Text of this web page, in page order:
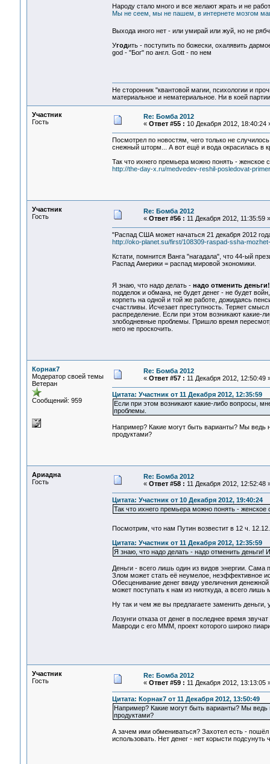
Народу стало много и все желают жрать и не
Мы не сеем, мы не пашем, в интернете мозгом
Выхода иного нет - или умирай или жуй, но не
Угодить - поступить по божески, охалявить
god - "Бог" по англ. Gott - по нем
Не сторонник "квантовой магии, психологии и
материальное и нематериальное. Ни в коей
Участник
Гость
Re: Бомба 2012
« Ответ #55 : 10 Декабря 2012, 18:40:24
Посмотрел по новостям, чего только не
снежный шторм... А вот ещё и вода окрасилась в
Так что ихнего премьера можно понять - женское
http://the-day-x.ru/medvedev-reshil-posledovat-
Участник
Гость
Re: Бомба 2012
« Ответ #56 : 11 Декабря 2012, 11:35:59 »
"Распад США может начаться 21 декабря 2012
http://oko-planet.su/first/108309-raspad-ssha-
Кстати, помнится Ванга "нагадала", что 44-ый
Распад Америки = распад мировой экономики.
Я знаю, что надо делать - надо отменить деньги!
подделок и обмана, не будет денег - не будет
корпеть на одной и той же работе, дожидаясь
счастливы. Исчезает преступность. Теряет
распределение. Если при этом возникают какие-
злободневные проблемы. Пришло время
него не проскочить.
Корнак7
Модератор своей темы
Ветеран
Сообщений: 959
Re: Бомба 2012
« Ответ #57 : 11 Декабря 2012, 12:50:49
Цитата: Участник от 11 Декабря 2012, 12:35:59
Если при этом возникают какие-либо вопросы,
проблемы.
Например? Какие могут быть варианты? Мы ведь
продуктами?
Ариадна
Гость
Re: Бомба 2012
« Ответ #58 : 11 Декабря 2012, 12:52:48
Цитата: Участник от 10 Декабря 2012, 19:40:24
Так что ихнего премьера можно понять -
Посмотрим, что нам Путин возвестит в 12 ч.
Цитата: Участник от 11 Декабря 2012, 12:35:59
Я знаю, что надо делать - надо отменить деньги!
Деньги - всего лишь один из видов энергии. Сама
Злом может стать её неумелое, неэффективное
Обесценивание денег ввиду увеличения
может поступать к нам из ниоткуда, а всего
Ну так и чем же вы предлагаете заменить
Лозунги отказа от денег в последнее время
Мавроди с его МММ, проект которого широко
Участник
Гость
Re: Бомба 2012
« Ответ #59 : 11 Декабря 2012, 13:13:05
Цитата: Корнак7 от 11 Декабря 2012, 13:50:49
Например? Какие могут быть варианты? Мы
продуктами?
А зачем ими обмениваться? Захотел есть -
использовать. Нет денег - нет корысти подсунуть